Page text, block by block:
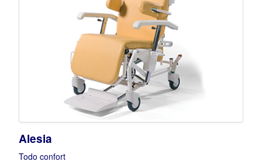
Alesia
Todo confort